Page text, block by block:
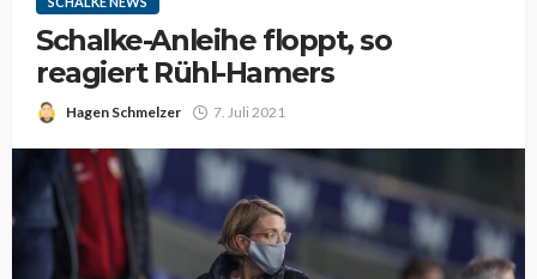
Schalke-Anleihe floppt, so
reagiert Rühl-Hamers
Hagen Schmelzer 7. Juli 2021